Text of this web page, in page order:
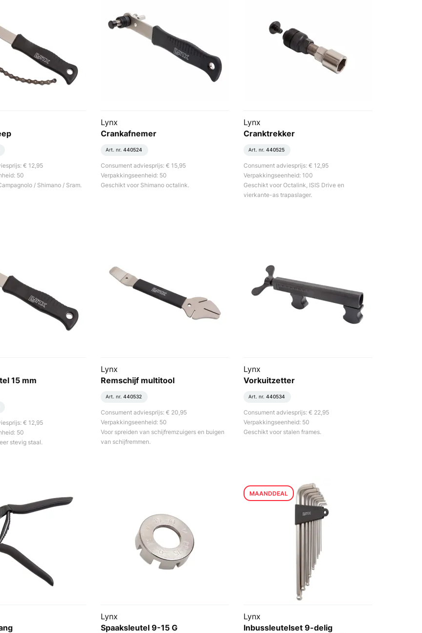
€ 12,95
50
/ Shimano / Sram.
Lynx
Crankafnemer
Art. nr. 440524
Consument adviesprijs: € 15,95
Verpakkingseenheid: 50
Geschikt voor Shimano octalink.
Lynx
Cranktrekker
Art. nr.440525
Consument adviesprijs: € 12,95
Verpakkingseenheid: 100
Geschikt voor Octalink, ISIS Drive en
vierkante-as trapaslager.
15 mm
€ 12,95
50
stevig staal.
Lynx
Remschijf multitool
Art. nr. 440532
Consument adviesprijs: € 20,95
Verpakkingseenheid: 50
Voor spreiden van schijfremzuigers en buigen
van schijfremmen.
Lynx
Vorkuitzetter
Art. nr.440534
Consument adviesprijs: € 22,95
Verpakkingseenheid: 50
Geschikt voor stalen frames.
Lynx
Spaaksleutel 9-15 G
MAANDDEAL
Lynx
Inbussleutelset 9-delig